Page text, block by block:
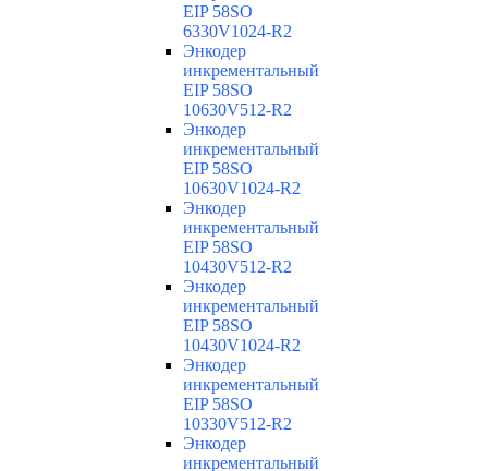
EIP 58SO
6330V1024-R2
Энкодер
инкрементальный
EIP 58SO
10630V512-R2
Энкодер
инкрементальный
EIP 58SO
10630V1024-R2
Энкодер
инкрементальный
EIP 58SO
10430V512-R2
Энкодер
инкрементальный
EIP 58SO
10430V1024-R2
Энкодер
инкрементальный
EIP 58SO
10330V512-R2
Энкодер
инкрементальный